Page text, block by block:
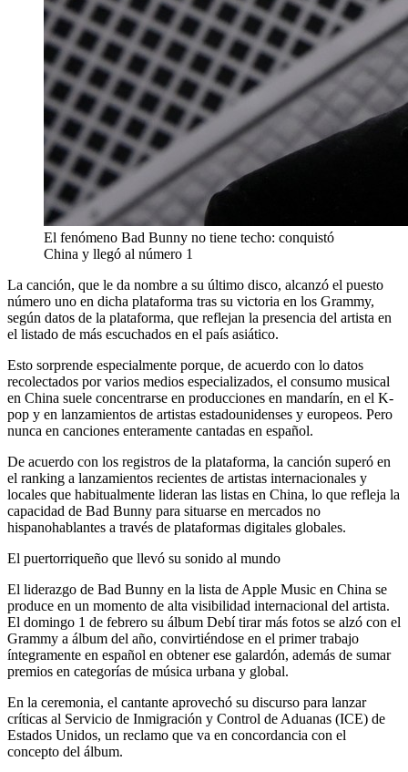
El fenómeno Bad Bunny no tiene techo: conquistó
China y llegó al número 1
La canción, que le da nombre a su último disco, alcanzó el puesto
número uno en dicha plataforma tras su victoria en los Grammy,
según datos de la plataforma, que reflejan la presencia del artista en
el listado de más escuchados en el país asiático.
Esto sorprende especialmente porque, de acuerdo con lo datos
recolectados por varios medios especializados, el consumo musical
en China suele concentrarse en producciones en mandarín, en el K-
pop y en lanzamientos de artistas estadounidenses y europeos. Pero
nunca en canciones enteramente cantadas en español.
De acuerdo con los registros de la plataforma, la canción superó en
el ranking a lanzamientos recientes de artistas internacionales y
locales que habitualmente lideran las listas en China, lo que refleja la
capacidad de Bad Bunny para situarse en mercados no
hispanohablantes a través de plataformas digitales globales.
El puertorriqueño que llevó su sonido al mundo
El liderazgo de Bad Bunny en la lista de Apple Music en China se
produce en un momento de alta visibilidad internacional del artista.
El domingo 1 de febrero su álbum Debí tirar más fotos se alzó con el
Grammy a álbum del año, convirtiéndose en el primer trabajo
íntegramente en español en obtener ese galardón, además de sumar
premios en categorías de música urbana y global.
En la ceremonia, el cantante aprovechó su discurso para lanzar
críticas al Servicio de Inmigración y Control de Aduanas (ICE) de
Estados Unidos, un reclamo que va en concordancia con el
concepto del álbum.